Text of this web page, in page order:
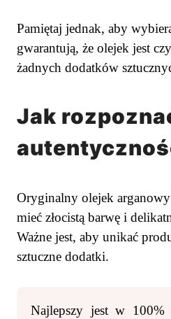
Pamiętaj jednak, aby
gwarantują, że olejek jest
żadnych dodatków
Jak
Oryginalny olejek
mieć złocistą barwę i
Ważne jest, aby unikać
sztuczne dodatki.
Najlepszy jest w 100%